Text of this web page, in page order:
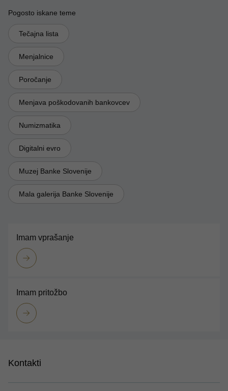
Pogosto iskane teme
Tečajna lista
Menjalnice
Poročanje
Menjava poškodovanih bankovcev
Numizmatika
Digitalni evro
Muzej Banke Slovenije
Mala galerija Banke Slovenije
Imam vprašanje
Imam pritožbo
Kontakti